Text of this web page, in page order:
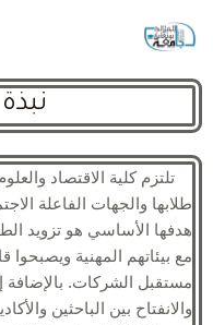
طلابها والجهات الفاعلة
هدفها الأساسي هو تزويد
مع بيئاتهم المهنية
مستقبل الشركات. بالإضافة
والانفتاح بين الباحثين